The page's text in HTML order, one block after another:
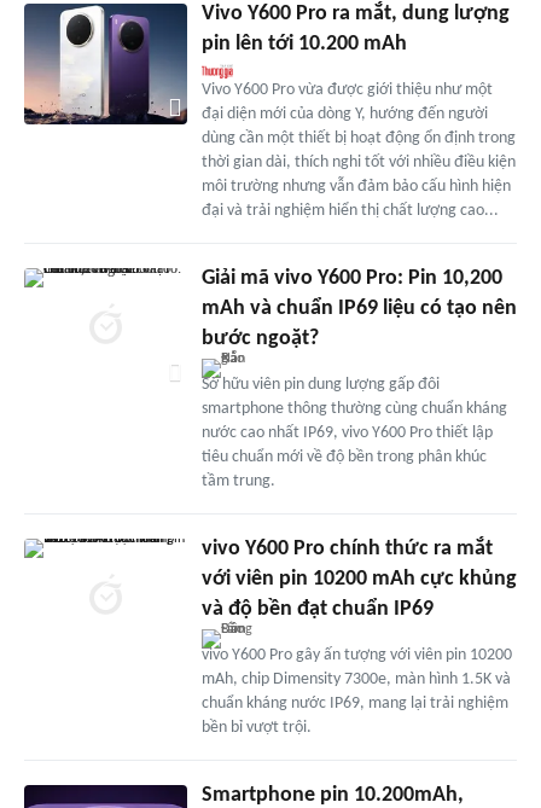
Vivo Y600 Pro ra mắt, dung lượng
pin lên tới 10.200 mAh
Vivo Y600 Pro vừa được giới thiệu như một
đại diện mới của dòng Y, hướng đến người
dùng cần một thiết bị hoạt động ổn định trong
thời gian dài, thích nghi tốt với nhiều điều kiện
môi trường nhưng vẫn đảm bảo cấu hình hiện
đại và trải nghiệm hiển thị chất lượng cao...
Giải mã vivo Y600 Pro: Pin 10,200
mAh và chuẩn IP69 liệu có tạo nên
bước ngoặt?
Sở hữu viên pin dung lượng gấp đôi
smartphone thông thường cùng chuẩn kháng
nước cao nhất IP69, vivo Y600 Pro thiết lập
tiêu chuẩn mới về độ bền trong phân khúc
tầm trung.
vivo Y600 Pro chính thức ra mắt
với viên pin 10200 mAh cực khủng
và độ bền đạt chuẩn IP69
vivo Y600 Pro gây ấn tượng với viên pin 10200
mAh, chip Dimensity 7300e, màn hình 1.5K và
chuẩn kháng nước IP69, mang lại trải nghiệm
bền bỉ vượt trội.
Smartphone pin 10.200mAh,